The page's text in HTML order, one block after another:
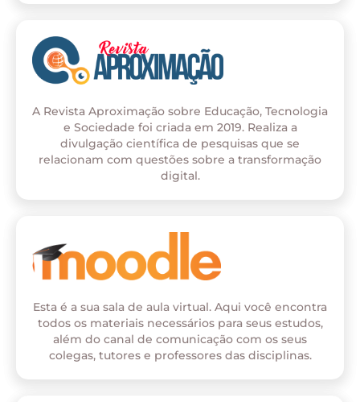
A Revista Aproximação sobre Educação, Tecnologia
e Sociedade foi criada em 2019. Realiza a
divulgação científica de pesquisas que se
relacionam com questões sobre a transformação
digital.
Esta é a sua sala de aula virtual. Aqui você encontra
todos os materiais necessários para seus estudos,
além do canal de comunicação com os seus
colegas, tutores e professores das disciplinas.